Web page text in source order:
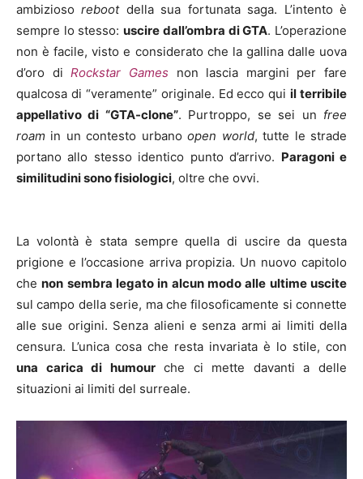
ambiziosorebootdella sua fortunata saga. L’intento è
sempre lo stesso:uscire dall’ombra di GTA. L’operazione
non è facile, visto e considerato che la gallina dalle uova
d’oro diRockstar Games non lascia margini per fare
qualcosa di “veramente” originale. Ed ecco quiil terribile
appellativo di “GTA-clone”. Purtroppo, se sei un free
roam in un contesto urbanoopen world, tutte le strade
portano allo stesso identico punto d’arrivo. Paragoni e
similitudini sono fisiologici, oltre che ovvi.
La volontà è stata sempre quella di uscire da questa
prigione e l’occasione arriva propizia. Un nuovo capitolo
chenon sembra legato in alcun modo alle ultime uscite
sul campo della serie, ma che filosoficamente si connette
alle sue origini. Senza alieni e senza armi ai limiti della
censura. L’unica cosa che resta invariata è lo stile, con
una carica di humourche ci mette davanti a delle
situazioni ai limiti del surreale.